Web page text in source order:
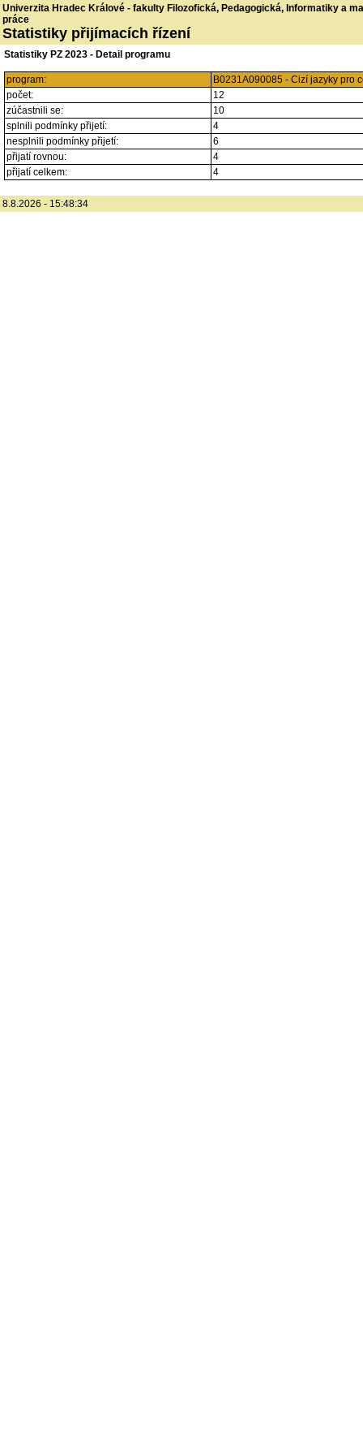
Univerzita Hradec Králové - fakulty Filozofická, Pedagogická, Informatiky a
práce
Statistiky přijímacích řízení
Statistiky PZ 2023 - Detail programu
program:
B0231A090085 - Cizí jazyky pro
počet:
12
zúčastnili se:
10
splnili podmínky přijetí:
4
nesplnili podmínky přijetí:
6
přijatí rovnou:
4
přijatí celkem:
4
8.8.2026 - 15:48:34